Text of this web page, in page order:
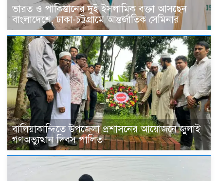
ভারত ও পাকিস্তানের দুই ইসলামিক বক্তা আসছেন
বাংলাদেশে, ঢাকা-চট্টগ্রামে আন্তর্জাতিক সেমিনার
বালিয়াকান্দিতে উপজেলা প্রশাসনের আয়োজনে জুলাই
গণঅভ্যুত্থান দিবস পালিত